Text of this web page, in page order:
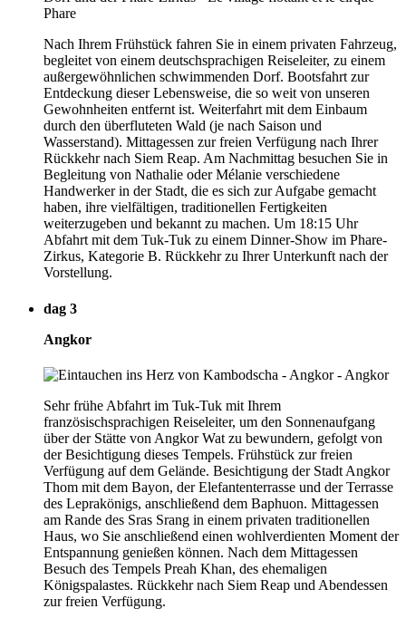
Nach Ihrem Frühstück fahren Sie in einem privaten Fahrzeug,
begleitet von einem deutschsprachigen Reiseleiter, zu einem
außergewöhnlichen schwimmenden Dorf. Bootsfahrt zur
Entdeckung dieser Lebensweise, die so weit von unseren
Gewohnheiten entfernt ist. Weiterfahrt mit dem Einbaum
durch den überfluteten Wald (je nach Saison und
Wasserstand). Mittagessen zur freien Verfügung nach Ihrer
Rückkehr nach Siem Reap. Am Nachmittag besuchen Sie in
Begleitung von Nathalie oder Mélanie verschiedene
Handwerker in der Stadt, die es sich zur Aufgabe gemacht
haben, ihre vielfältigen, traditionellen Fertigkeiten
weiterzugeben und bekannt zu machen. Um 18:15 Uhr
Abfahrt mit dem Tuk-Tuk zu einem Dinner-Show im Phare-
Zirkus, Kategorie B. Rückkehr zu Ihrer Unterkunft nach der
Vorstellung.
dag 3
Angkor
Sehr frühe Abfahrt im Tuk-Tuk mit Ihrem
französischsprachigen Reiseleiter, um den Sonnenaufgang
über der Stätte von Angkor Wat zu bewundern, gefolgt von
der Besichtigung dieses Tempels. Frühstück zur freien
Verfügung auf dem Gelände. Besichtigung der Stadt Angkor
Thom mit dem Bayon, der Elefantenterrasse und der Terrasse
des Leprakönigs, anschließend dem Baphuon. Mittagessen
am Rande des Sras Srang in einem privaten traditionellen
Haus, wo Sie anschließend einen wohlverdienten Moment der
Entspannung genießen können. Nach dem Mittagessen
Besuch des Tempels Preah Khan, des ehemaligen
Königspalastes. Rückkehr nach Siem Reap und Abendessen
zur freien Verfügung.